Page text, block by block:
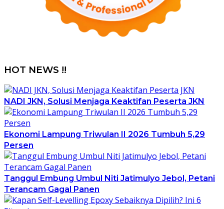
HOT NEWS !!
NADI JKN, Solusi Menjaga Keaktifan Peserta JKN
Ekonomi Lampung Triwulan II 2026 Tumbuh 5,29
Persen
Tanggul Embung Umbul Niti Jatimulyo Jebol, Petani
Terancam Gagal Panen